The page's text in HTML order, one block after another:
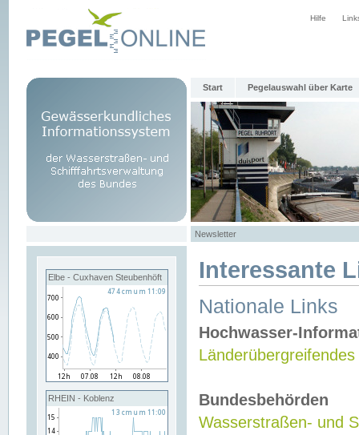
Hilfe
Start Pegelauswahl über Karte
Newsletter
Elbe - Cuxhaven Steubenhöft
RHEIN - Koblenz
Interessante
Nationale Links
Hochwasser-
Bundesbehörden
Wasserstraßen- und